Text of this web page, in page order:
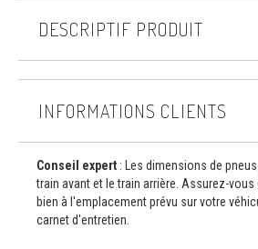
DESCRIPTIF PRODUIT
INFORMATIONS CLIENTS
Conseil expert : Les dimensions de
train avant et le train arrière. Assurez-vous
bien à l'emplacement prévu sur votre
carnet d'entretien.